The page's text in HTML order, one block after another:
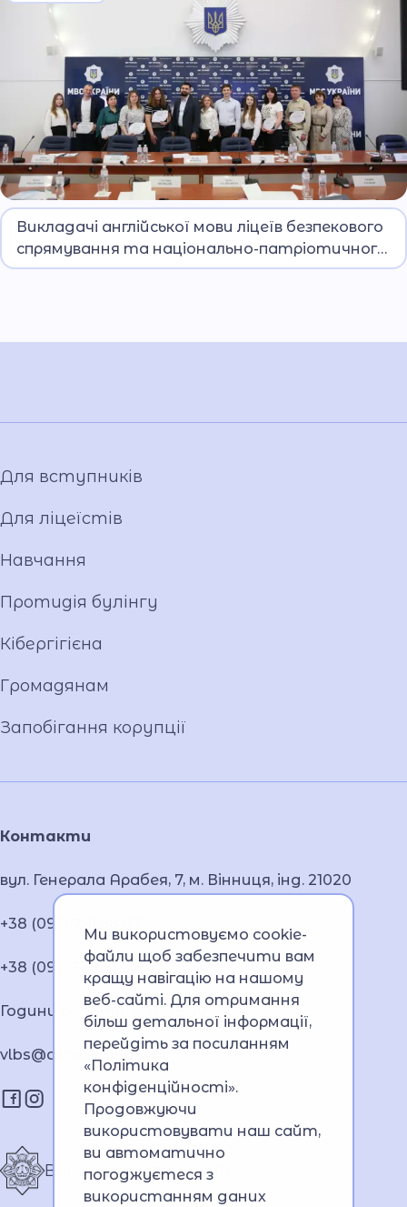
Тренерами для викладачів ліцеїв стали
працівники відділу англомовного супроводу
Департаменту міжнародних зв’язків МВС. Під
Викладачі англійської мови ліцеїв безпекового
спрямування та національно-патріотичного
виховання МВС посилили комунікативні
Контакти
вул. Генерала Арабея, 7, м. Вінниця, інд. 21020
+38 (093) 291 66 07
+38 (097) 532 71 02
Години роботи: 8:30-18:00
vlbs@dsns.gov.ua
Вінницький ліцей МВС
Для вступників
Для ліцеїстів
Навчання
Протидія булінгу
Кібергігієна
Громадянам
Запобігання корупції
Ми використовуємо cookie-
файли щоб забезпечити вам
кращу навігацію на нашому
веб-сайті. Для отримання
більш детальної інформації,
перейдіть за посиланням
«Політика
конфіденційності».
Продовжуючи
використовувати наш сайт,
ви автоматично
погоджуєтеся з
використанням даних